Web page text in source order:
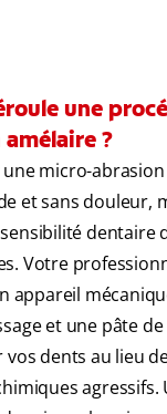
une
?
micro-
et sans douleur,
dentaire
Votre
appareil
et une pâte
dents au lieu
agressifs.